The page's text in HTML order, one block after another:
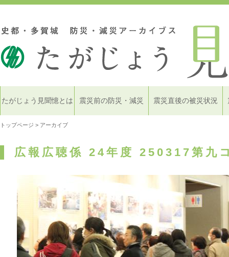
たがじょう見聞憶とは 震災前の防災・減災 震災直後の被災状況
トップページ > アーカイブ
広報広聴係 24年度 250317第九